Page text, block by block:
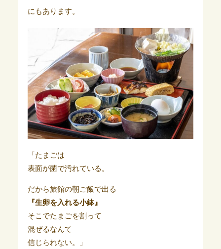
にもあります。
「たまごは
表面が菌で汚れている。
だから旅館の朝ご飯で出る
『生卵を入れる小鉢』
そこでたまごを割って
混ぜるなんて
信じられない。」